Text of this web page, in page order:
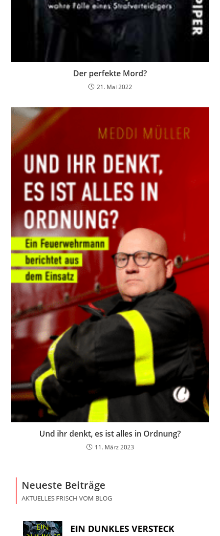
Der perfekte Mord?
21. Mai 2022
Und ihr denkt, es ist alles in Ordnung?
11. März 2023
Neueste Beiträge
AKTUELLES FRISCH VOM BLOG
EIN DUNKLES VERSTECK